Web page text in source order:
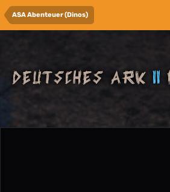
ASA Abenteuer (Dinos)